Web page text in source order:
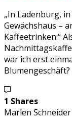
„In Ladenburg,
Gewächshaus –
Kaffeetrinken.“
war ich erst
1 Shares
Marlen Schneider